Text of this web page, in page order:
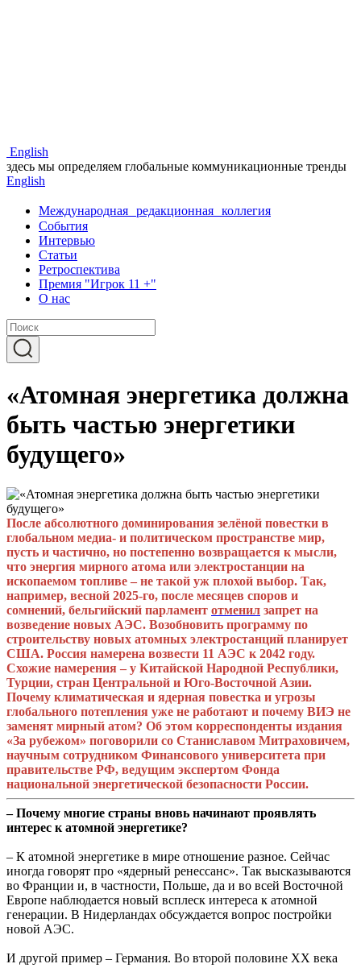
English
здесь мы определяем глобальные коммуникационные тренды
English
Международная редакционная коллегия
События
Интервью
Статьи
Ретроспектива
Премия "Игрок 11 +"
О нас
«Атомная энергетика должна
быть частью энергетики
будущего»
После абсолютного доминирования зелёной повестки в
глобальном медиа- и политическом пространстве мир,
пусть и частично, но постепенно возвращается к мысли,
что энергия мирного атома или электростанции на
ископаемом топливе – не такой уж плохой выбор. Так,
например, весной 2025-го, после месяцев споров и
сомнений, бельгийский парламент отменил запрет на
возведение новых АЭС. Возобновить программу по
строительству новых атомных электростанций планирует
США. Россия намерена возвести 11 АЭС к 2042 году.
Схожие намерения – у Китайской Народной Республики,
Турции, стран Центральной и Юго-Восточной Азии.
Почему климатическая и ядерная повестка и угрозы
глобального потепления уже не работают и почему ВИЭ не
заменят мирный атом? Об этом корреспонденты издания
«За рубежом» поговорили со Станиславом Митраховичем,
научным сотрудником Финансового университета при
правительстве РФ, ведущим экспертом Фонда
национальной энергетической безопасности России.
– Почему многие страны вновь начинают проявлять
интерес к атомной энергетике?
– К атомной энергетике в мире отношение разное. Сейчас
иногда говорят про «ядерный ренессанс». Так высказываются
во Франции и, в частности, Польше, да и во всей Восточной
Европе наблюдается новый всплеск интереса к атомной
генерации. В Нидерландах обсуждается вопрос постройки
новой АЭС.
И другой пример – Германия. Во второй половине XX века